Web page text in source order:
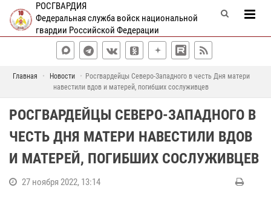
РОСГВАРДИЯ
Федеральная служба войск национальной
гвардии Российской Федерации
Главная Новости
Росгвардейцы Северо-Западного в честь Дня матери
навестили вдов и матерей, погибших сослуживцев
РОСГВАРДЕЙЦЫ СЕВЕРО-ЗАПАДНОГО В
ЧЕСТЬ ДНЯ МАТЕРИ НАВЕСТИЛИ ВДОВ
И МАТЕРЕЙ, ПОГИБШИХ СОСЛУЖИВЦЕВ
27 ноября 2022, 13:14